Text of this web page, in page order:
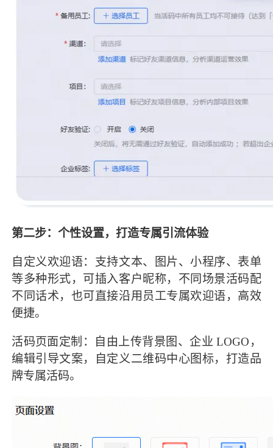
第二步：个性设置，打造专属引流体验
自定义欢迎语：支持文本、图片、小程序、表单
等多种形式，可插入客户昵称，不同场景活码配
不同话术，也可直接沿用员工专属欢迎语，高效
便捷。
活码页面定制：自由上传背景图、企业 LOGO，
编辑引导文案，自定义二维码中心图标，打造品
牌专属活码。